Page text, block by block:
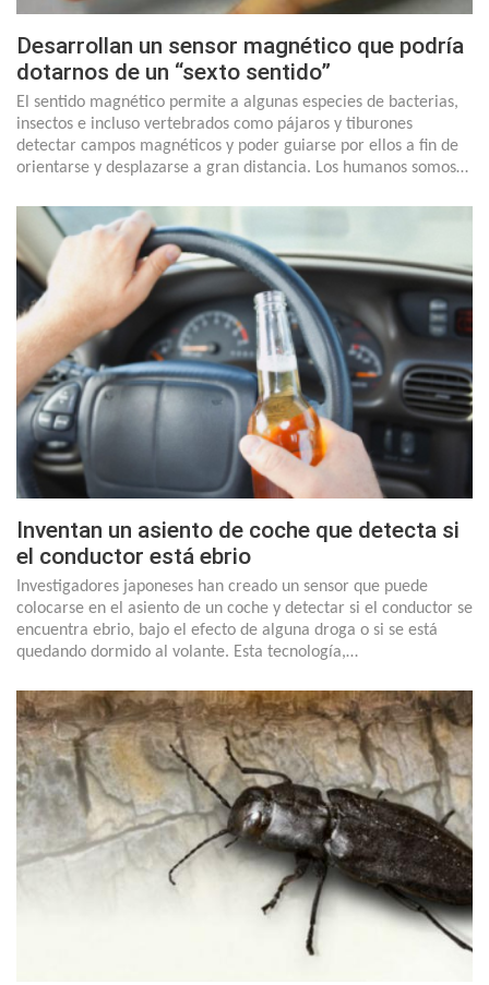
Desarrollan un sensor magnético que podría
dotarnos de un “sexto sentido”
El sentido magnético permite a algunas especies de bacterias,
insectos e incluso vertebrados como pájaros y tiburones
detectar campos magnéticos y poder guiarse por ellos a fin de
orientarse y desplazarse a gran distancia. Los humanos somos…
Inventan un asiento de coche que detecta si
el conductor está ebrio
Investigadores japoneses han creado un sensor que puede
colocarse en el asiento de un coche y detectar si el conductor se
encuentra ebrio, bajo el efecto de alguna droga o si se está
quedando dormido al volante. Esta tecnología,…